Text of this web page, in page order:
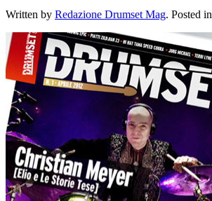
Written by Redazione Drumset Mag. Posted in